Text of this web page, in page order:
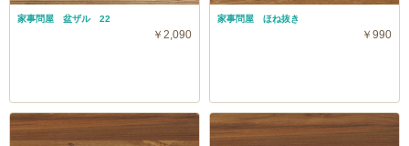
家事問屋 盆ザル 22
￥2,090
家事問屋 ほね抜き
￥990